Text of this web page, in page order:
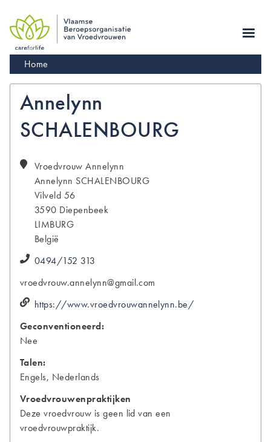
main
navigation
Kruimelpad
Home
Annelynn
SCHALENBOURG
Vroedvrouw Annelynn
Annelynn SCHALENBOURG
Vilveld 56
3590 Diepenbeek
LIMBURG
België
0494/152 313
vroedvrouw.annelynn@gmail.com
https://www.vroedvrouwannelynn.be/
Geconventioneerd:
Nee
Talen:
Engels, Nederlands
Vroedvrouwenpraktijken
Deze vroedvrouw is geen lid van een
vroedvrouwpraktijk.